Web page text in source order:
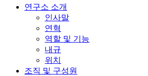
연구소 소개
인사말
연혁
역할 및 기능
내규
위치
조직 및 구성원